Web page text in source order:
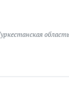
область